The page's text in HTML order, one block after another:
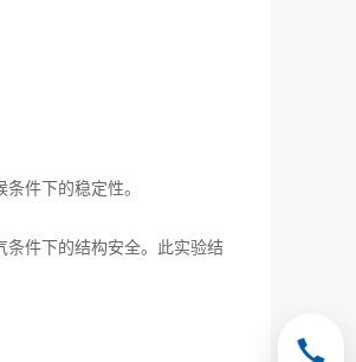
件下的稳定性。
条件下的结构安全。此实验结